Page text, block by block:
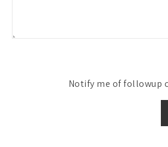
Notify me of followup